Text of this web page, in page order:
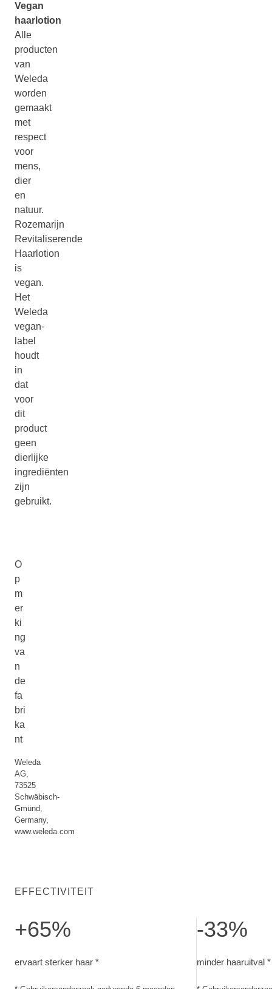
Vegan
haarlotion
Alle
producten
van
Weleda
worden
gemaakt
met
respect
voor
mens,
dier
en
natuur.
Rozemarijn
Revitaliserende
Haarlotion
is
vegan.
Het
Weleda
vegan-
label
houdt
in
dat
voor
dit
product
geen
dierlijke
ingrediënten
zijn
gebruikt.
O
p
m
er
ki
ng
va
n
de
fa
bri
ka
nt
Weleda
AG,
73525
Schwäbisch-
Gmünd,
Germany,
www.weleda.com
EFFECTIVITEIT
+65%
ervaart sterker haar *
-33%
minder haaruitval *